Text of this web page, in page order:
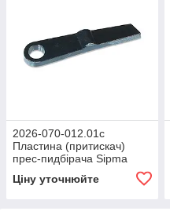
2026-070-012.01c
Пластина (притискач)
прес-пидбірача Sipma
РК-4000, РК-4010, Z-224/1
Ціну уточнюйте